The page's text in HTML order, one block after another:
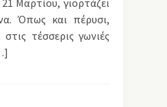
Μαρτίου, γιορτάζει
Όπως και πέρυσι,
τέσσερις γωνιές